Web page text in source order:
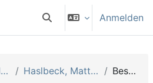
Sucheingabe umschalten
Anmelden
Elektro- und Informationstechnik Haslbeck, Matthias [Hma] (Prof. EI) Beschreibung